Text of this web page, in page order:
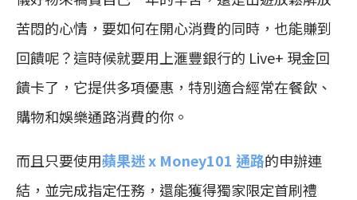
苦悶的心情，要如何在開心消費的同時，也能賺到
回饋呢？這時候就要用上滙豐銀行的 Live+ 現金回
饋卡了，它提供多項優惠，特別適合經常在餐飲、
購物和娛樂通路消費的你。
而且只要使用蘋果迷 x Money101 通路的申辦連
結，並完成指定任務，還能獲得獨家限定首刷禮